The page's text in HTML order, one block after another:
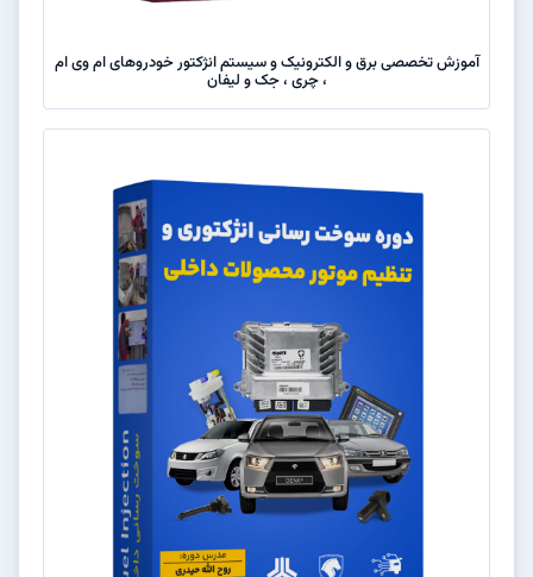
آموزش تخصصی برق و الکترونیک و سیستم انژکتور خودروهای ام وی ام
، چری ، جک و لیفان